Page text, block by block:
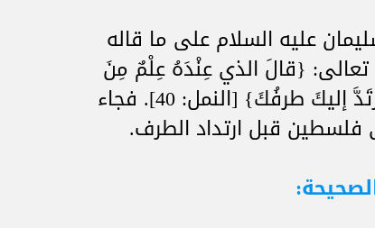
عليه السلام على ما قاله
{قالَ الذي عِنْدَهُ عِلْمٌ مِنَ
الكِتابِ أنا آتيكَ بهِ قبْلَ أنْ يرتَدَّ إليكَ طرفُكَ} [النمل: 40]. فجاء
قبل ارتداد الطرف.